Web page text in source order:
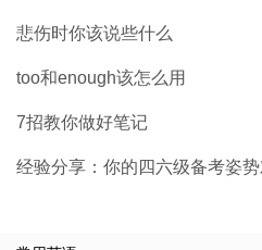
悲伤时你该说些什么
too和enough该怎么用
7招教你做好笔记
经验分享：你的四六级备考姿势